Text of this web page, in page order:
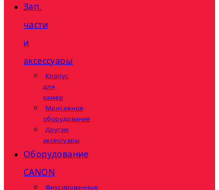
Зап.
части
и
аксессуары
Корпус
для
камер
Монтажное
оборудование
Другие
аксессуары
Оборудование
CANON
Фиксированные